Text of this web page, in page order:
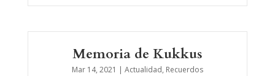
Memoria de Kukkus
Mar 14, 2021 | Actualidad, Recuerdos